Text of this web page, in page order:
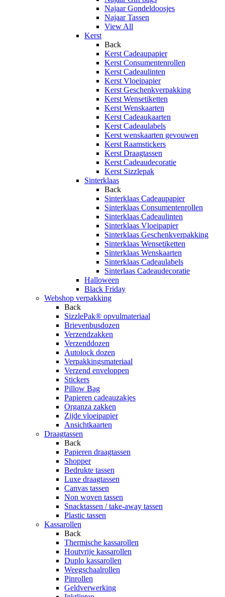
Najaar Gondeldoosjes
Najaar Tassen
View All
Kerst
Back
Kerst Cadeaupapier
Kerst Consumentenrollen
Kerst Cadeaulinten
Kerst Vloeipapier
Kerst Geschenkverpakking
Kerst Wensetiketten
Kerst Wenskaarten
Kerst Cadeaukaarten
Kerst Cadeaulabels
Kerst wenskaarten gevouwen
Kerst Raamstickers
Kerst Draagtassen
Kerst Cadeaudecoratie
Kerst Sizzlepak
Sinterklaas
Back
Sinterklaas Cadeaupapier
Sinterklaas Consumentenrollen
Sinterklaas Cadeaulinten
Sinterklaas Vloeipapier
Sinterklaas Geschenkverpakking
Sinterklaas Wensetiketten
Sinterklaas Wenskaarten
Sinterklaas Cadeaulabels
Sinterlaas Cadeaudecoratie
Halloween
Black Friday
Webshop verpakking
Back
SizzlePak® opvulmateriaal
Brievenbusdozen
Verzendzakken
Verzenddozen
Autolock dozen
Verpakkingsmateriaal
Verzend enveloppen
Stickers
Pillow Bag
Papieren cadeauzakjes
Organza zakken
Zijde vloeipapier
Ansichtkaarten
Draagtassen
Back
Papieren draagtassen
Shopper
Bedrukte tassen
Luxe draagtassen
Canvas tassen
Non woven tassen
Snacktassen / take-away tassen
Plastic tassen
Kassarollen
Back
Thermische kassarollen
Houtvrije kassarollen
Duplo kassarollen
Weegschaalrollen
Pinrollen
Geldverwerking